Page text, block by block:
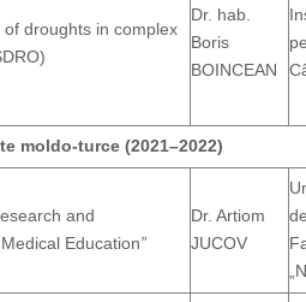
droughts in complex
Dr. hab.
Boris
BOINCEAN
moldo-turce (2021–2022)
and
Education”
Dr. Artiom
JUCOV